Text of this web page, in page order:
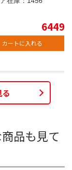
6449
カートに入れる
品も見て